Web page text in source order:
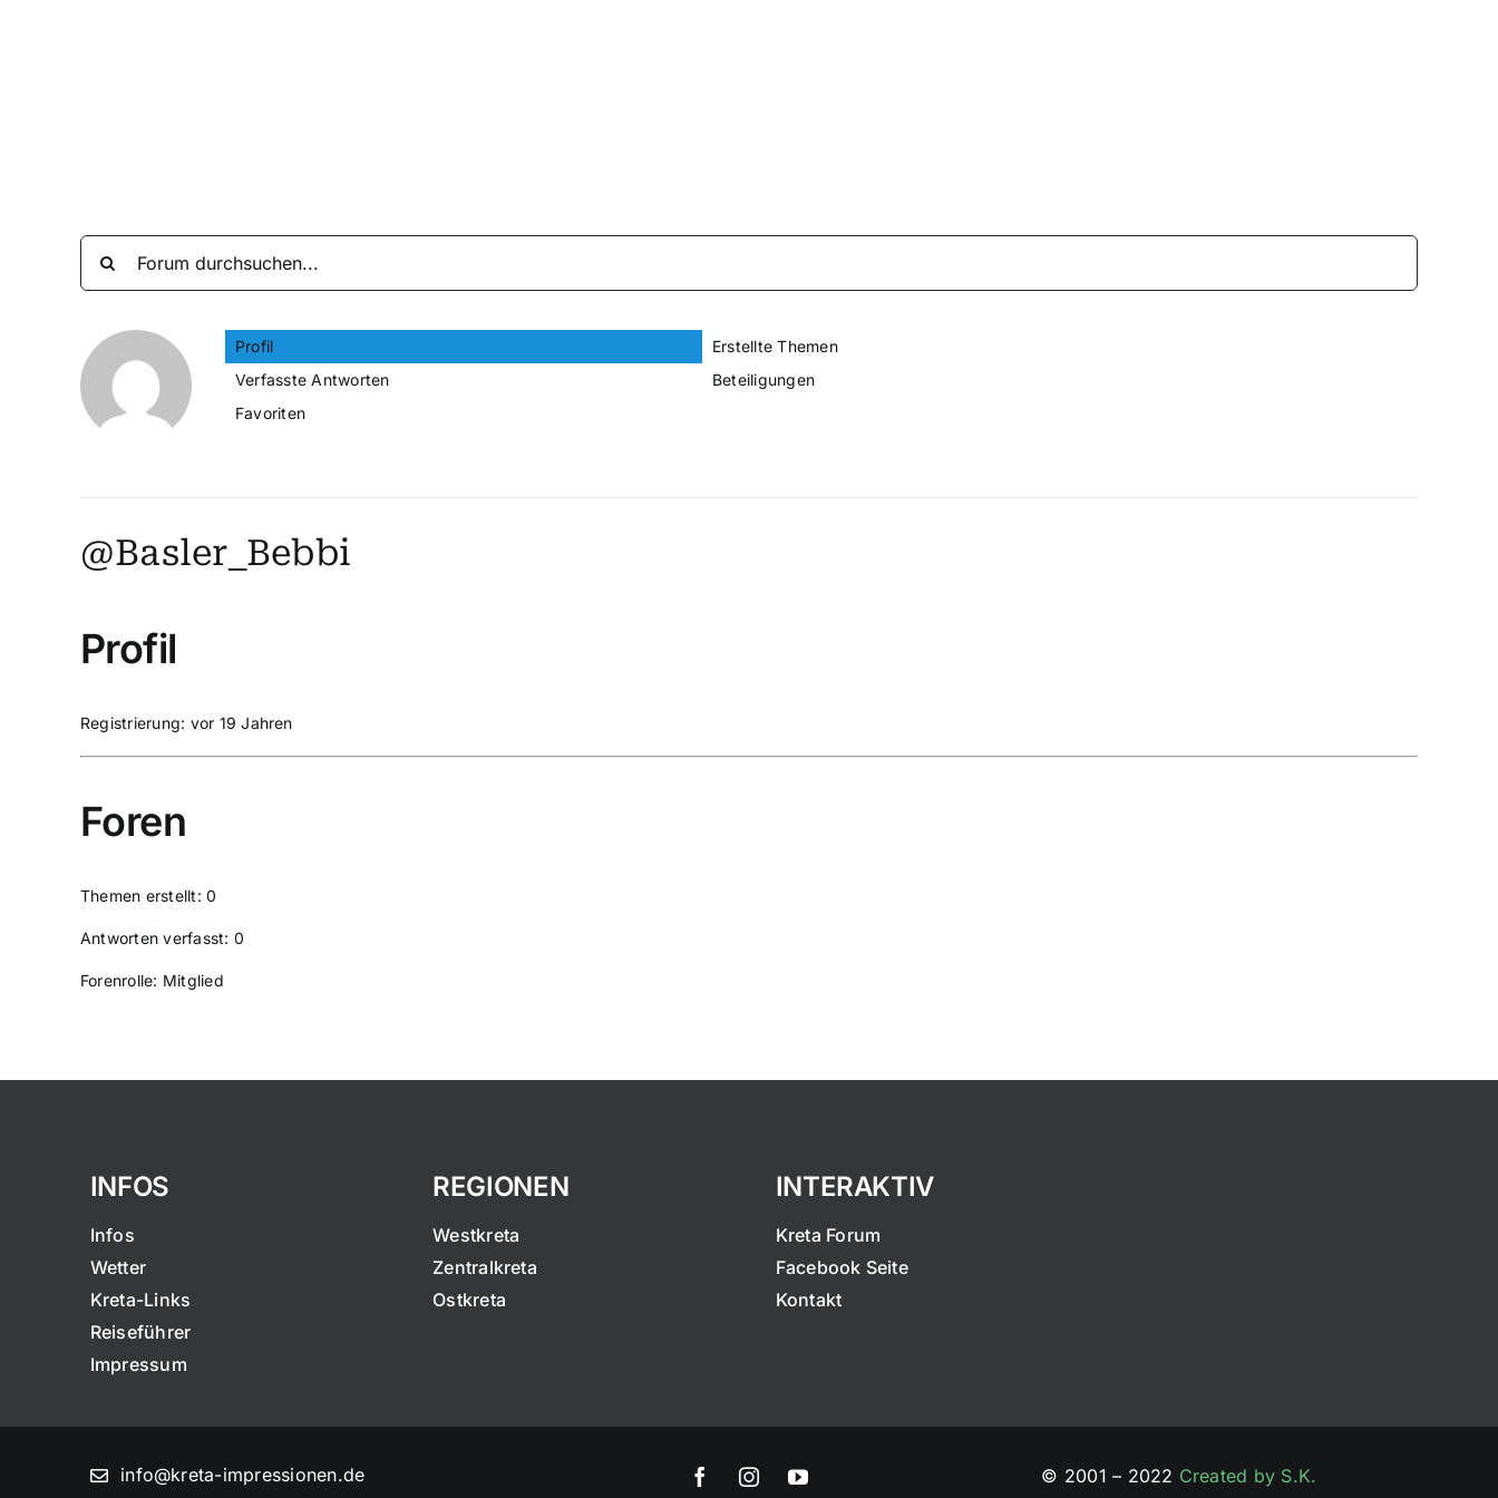
Profil
Erstellte Themen
Verfasste Antworten
Beteiligungen
Favoriten
@Basler_Bebbi
Profil
Registrierung: vor 19 Jahren
Foren
Themen erstellt: 0
Antworten verfasst: 0
Forenrolle: Mitglied
INFOS
Infos
Wetter
Kreta-Links
Reiseführer
Impressum
REGIONEN
Westkreta
Zentralkreta
Ostkreta
INTERAKTIV
Kreta Forum
Facebook Seite
Kontakt
info@kreta-impressionen.de © 2001 – 2022 Created by S.K.